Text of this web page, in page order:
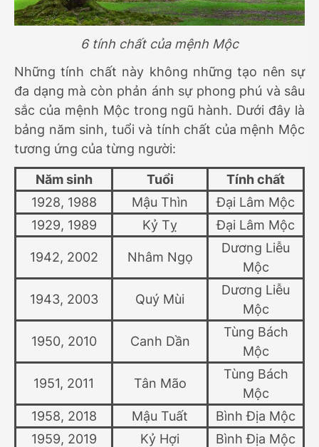
6 tính chất của mệnh Mộc
Những tính chất này không những tạo nên sự
đa dạng mà còn phản ánh sự phong phú và sâu
sắc của mệnh Mộc trong ngũ hành. Dưới đây là
bảng năm sinh, tuổi và tính chất của mệnh Mộc
tương ứng của từng người:
Năm sinh Tuổi
Tính chất
1928, 1988
Mậu Thìn
Đại Lâm Mộc
1929, 1989
Kỷ Tỵ Đại Lâm Mộc
1942, 2002 Nhâm Ngọ
Dương Liễu
Mộc
1943, 2003 Quý Mùi
Dương Liễu
Mộc
1950, 2010 Canh Dần
Tùng Bách
Mộc
1951, 2011 Tân Mão
Tùng Bách
Mộc
1958, 2018
Mậu Tuất
Bình Địa Mộc
1959, 2019
Kỷ Hợi
Bình Địa Mộc